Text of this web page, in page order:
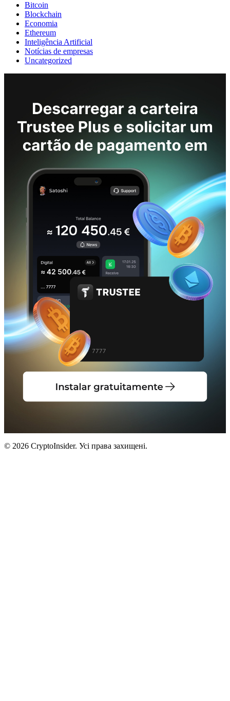
Bitcoin
Blockchain
Economia
Ethereum
Inteligência Artificial
Notícias de empresas
Uncategorized
© 2026 CryptoInsider. Усі права захищені.